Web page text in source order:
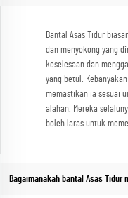
Bantal Asas Tidur
dan menyokong yang
keselesaan dan
yang betul.
memastikan ia sesuai
alahan. Mereka
boleh laras untuk
Bagaimanakah bantal Asas